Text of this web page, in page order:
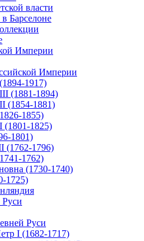
власти
Барселоне
Империи
Империи
1917)
(1881-1894)
(1854-1881)
1855)
(1801-1825)
1801)
(1762-1796)
1762)
(1730-1740)
1725)
Руси
I (1682-1717)